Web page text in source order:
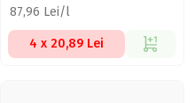
87,96 Lei/l
4 x 20,89 Lei